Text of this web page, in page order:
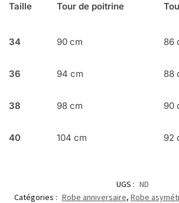
Taille Tour de poitrine
34 90 cm 86
36 94 cm 88
38 98 cm 90
40 104 cm 92
UGS : ND
Catégories : Robe anniversaire, Robe